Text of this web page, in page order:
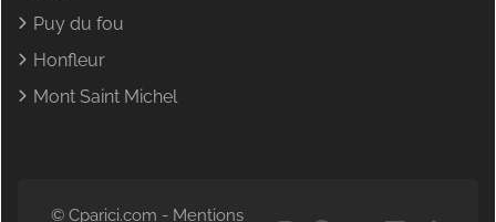
Puy du fou
Honfleur
Mont Saint Michel
© Cparici.com - Mentions